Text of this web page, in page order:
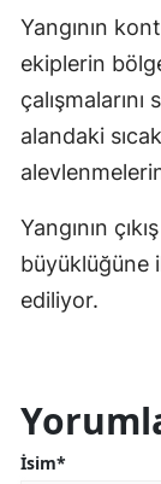
Yangının
ekiplerin
alandaki
Yangının
büyüklüğüne
ediliyor.
İsim*